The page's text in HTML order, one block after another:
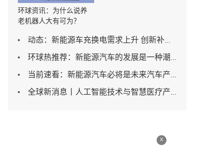
环球资讯：为什么说养
老机器人大有可为？
动态：新能源车充换电需求上升 创新补能方式加速涌现
环球热推荐：新能源汽车的发展是一种潮流是汽车行业发展不可逆转的趋势
当前速看：新能源汽车必将是未来汽车产业的重中之重
全球新消息丨人工智能技术与智慧医疗产业的融合力度将不断加大
x